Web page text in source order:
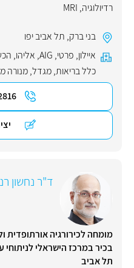
רדיולוגיה,
MRI
בני ברק, תל אביב יפו
איילון, פרטי,
AIG
, אליהו,
כלל בריאות,מגדל,מנורה
ד"ר נחשון
מומחה לכירורגיה אורתופדית
בכיר במרכז הישראלי
תל אביב